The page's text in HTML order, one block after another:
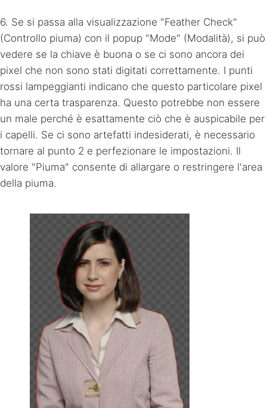
6. Se si passa alla visualizzazione "Feather Check"
(Controllo piuma) con il popup "Mode" (Modalità), si può
vedere se la chiave è buona o se ci sono ancora dei
pixel che non sono stati digitati correttamente. I punti
rossi lampeggianti indicano che questo particolare pixel
ha una certa trasparenza. Questo potrebbe non essere
un male perché è esattamente ciò che è auspicabile per
i capelli. Se ci sono artefatti indesiderati, è necessario
tornare al punto 2 e perfezionare le impostazioni. Il
valore "Piuma" consente di allargare o restringere l'area
della piuma.